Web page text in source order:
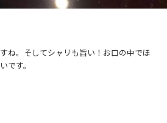
ね。そしてシャリも旨い！お口の中でほ
です。